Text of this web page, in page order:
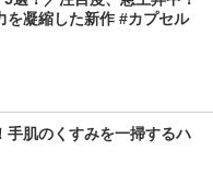
を凝縮した新作 #カプセル
手肌のくすみを一掃するハ